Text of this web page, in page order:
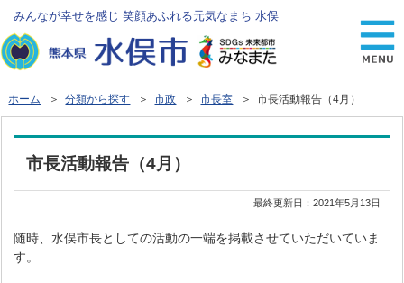
みんなが幸せを感じ 笑顔あふれる元気なまち 水俣
ホーム ＞分類から探す ＞市政 ＞市長室 ＞ 市長活動報告（4月）
市長活動報告（4月）
最終更新日：2021年5月13日
随時、水俣市長としての活動の一端を掲載させていただいていま
す。